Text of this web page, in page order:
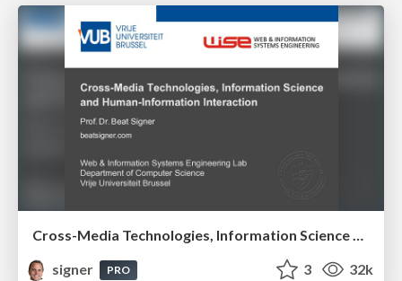
Cross-Media Technologies, Information Science and Human-Information Interaction
signer
PRO 3 32k